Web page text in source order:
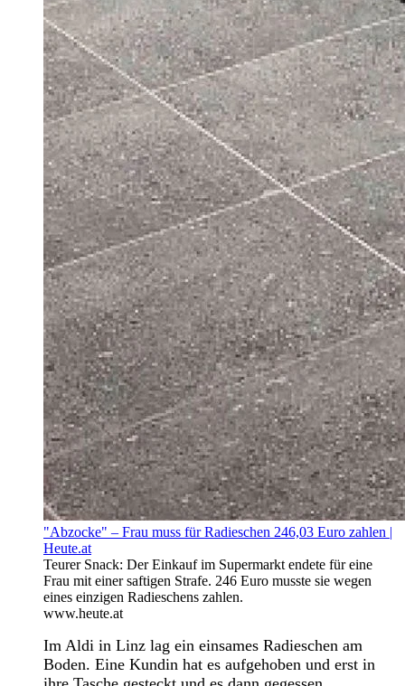
"Abzocke" – Frau muss für Radieschen 246,03 Euro zahlen |
Heute.at
Teurer Snack: Der Einkauf im Supermarkt endete für eine
Frau mit einer saftigen Strafe. 246 Euro musste sie wegen
eines einzigen Radieschens zahlen.
www.heute.at
Im Aldi in Linz lag ein einsames Radieschen am
Boden. Eine Kundin hat es aufgehoben und erst in